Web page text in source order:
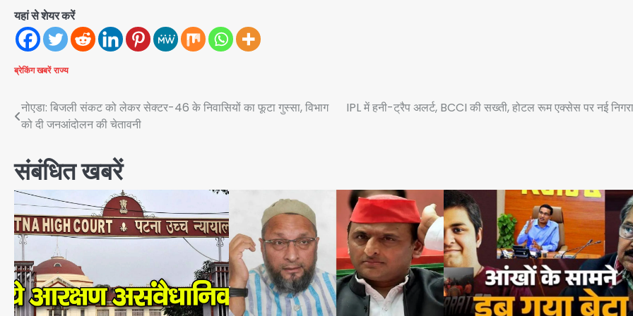
यहां से शेयर करें
ब्रेकिंग खबरें राज्य
Post
navigation
नोएडा: बिजली संकट को लेकर सेक्टर-46 के निवासियों का फूटा गुस्सा, विभाग
को दी जनआंदोलन की चेतावनी
IPL में हनी-ट्रैप अलर्ट, BCCI की सख्ती, होटल रूम एक्सेस पर नई
संबंधित खबरें